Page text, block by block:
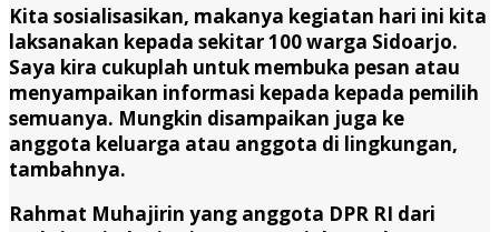
Kita sosialisasikan, makanya kegiatan hari ini kita
laksanakan kepada sekitar 100 warga Sidoarjo.
Saya kira cukuplah untuk membuka pesan atau
menyampaikan informasi kepada kepada pemilih
semuanya. Mungkin disampaikan juga ke
anggota keluarga atau anggota di lingkungan,
tambahnya.
Rahmat Muhajirin yang anggota DPR RI dari